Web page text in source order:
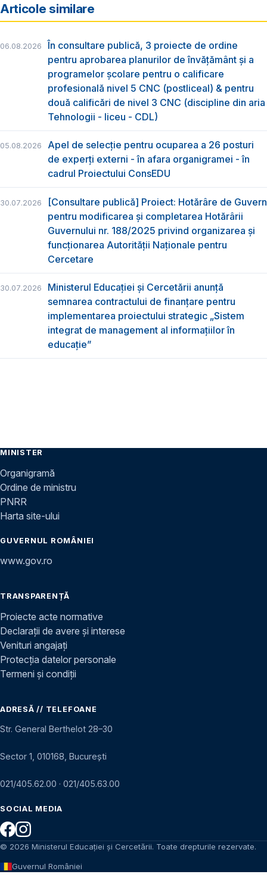
Articole similare
06.08.2026
În consultare publică, 3 proiecte de ordine
pentru aprobarea planurilor de învățământ și a
programelor școlare pentru o calificare
profesională nivel 5 CNC (postliceal) & pentru
două calificări de nivel 3 CNC (discipline din aria
Tehnologii - liceu - CDL)
05.08.2026
Apel de selecție pentru ocuparea a 26 posturi
de experți externi - în afara organigramei - în
cadrul Proiectului ConsEDU
30.07.2026
[Consultare publică] Proiect: Hotărâre de Guvern
pentru modificarea și completarea Hotărârii
Guvernului nr. 188/2025 privind organizarea şi
funcţionarea Autorităţii Naţionale pentru
Cercetare
30.07.2026
Ministerul Educației și Cercetării anunță
semnarea contractului de finanțare pentru
implementarea proiectului strategic „Sistem
integrat de management al informațiilor în
educație”
MINISTER
Organigramă
Ordine de ministru
PNRR
Harta site-ului
GUVERNUL ROMÂNIEI
www.gov.ro
TRANSPARENȚĂ
Proiecte acte normative
Declarații de avere și interese
Venituri angajați
Protecția datelor personale
Termeni și condiții
ADRESĂ // TELEFOANE
Str. General Berthelot 28–30
Sector 1, 010168, București
021/405.62.00 · 021/405.63.00
SOCIAL MEDIA
© 2026 Ministerul Educației și Cercetării. Toate drepturile rezervate.
Guvernul României